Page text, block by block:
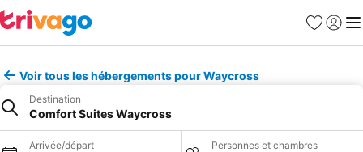
Favoris
Se
Voir tous les hébergements pour Waycross
Destination
Comfort Suites Waycross
Arrivée/départ Personnes et chambres